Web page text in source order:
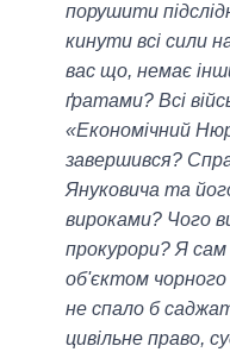
порушити
кинути всі сили
вас що, немає
ґратами? Всі
«Економічний
завершився?
Януковича та його
вироками? Чого
прокурори? Я сам
об'єктом чорного
не спало б
цивільне право,